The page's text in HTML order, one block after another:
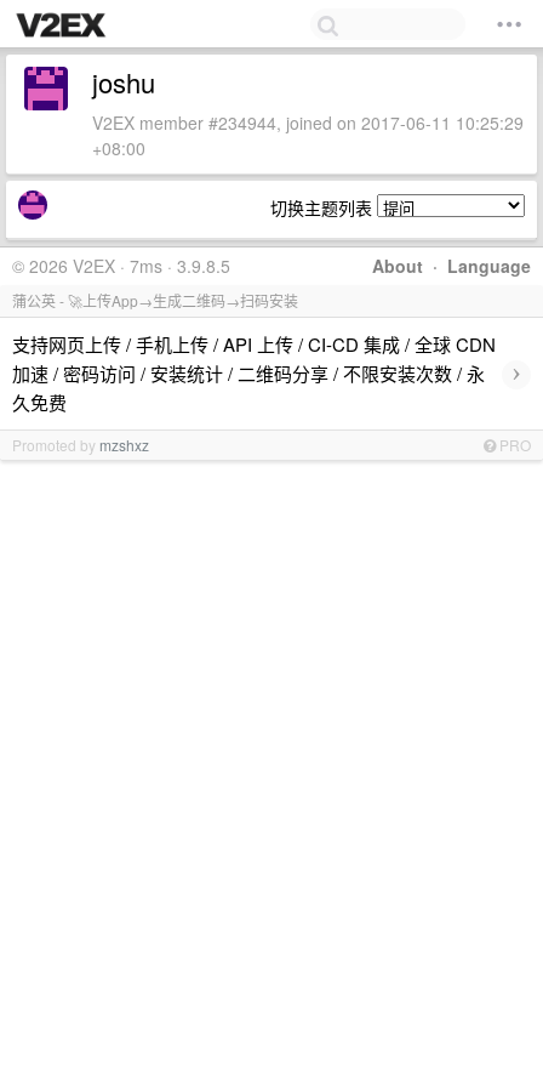
joshu
V2EX member #234944, joined on 2017-06-11 10:25:29
+08:00
切换主题列表
About · Language
© 2026 V2EX · 7ms · 3.9.8.5
蒲公英 - 🚀上传App→生成二维码→扫码安装
支持网页上传 / 手机上传 / API 上传 / CI-CD 集成 / 全球 CDN
加速 / 密码访问 / 安装统计 / 二维码分享 / 不限安装次数 / 永
久免费
›
Promoted by mzshxz PRO